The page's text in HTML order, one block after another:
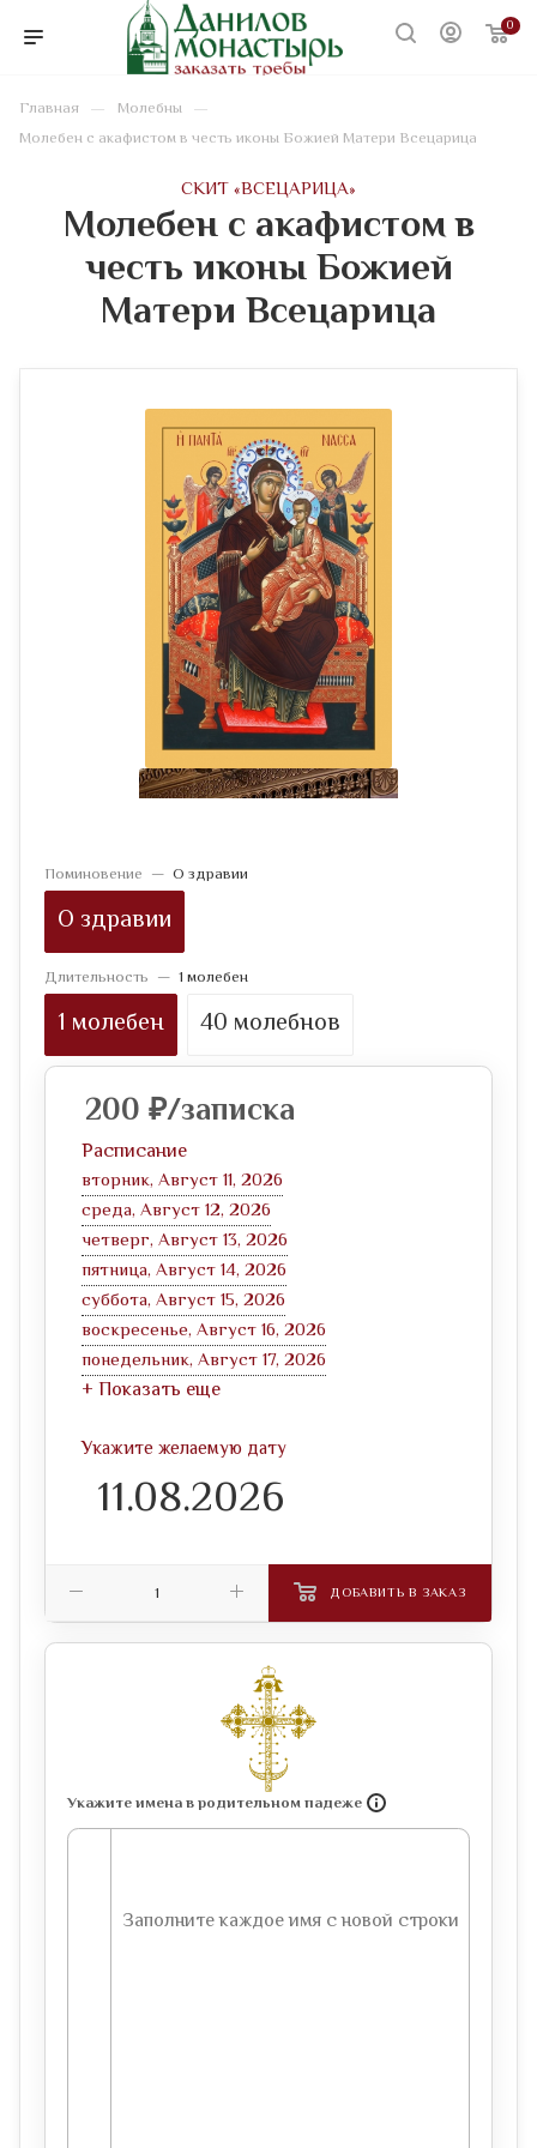
0
Главная — Молебны —
Молебен с акафистом в честь иконы Божией Матери Всецарица
CКИТ «ВСЕЦАРИЦА»
Молебен с акафистом в
честь иконы Божией
Матери Всецарица
Укажите имена в родительном падеже
Поминовение — О здравии
О здравии
Длительность — 1 молебен
1 молебен 40 молебнов
200 ₽/записка
Расписание
вторник, Август 11, 2026
среда, Август 12, 2026
четверг, Август 13, 2026
пятница, Август 14, 2026
суббота, Август 15, 2026
воскресенье, Август 16, 2026
понедельник, Август 17, 2026
+ Показать еще
Укажите желаемую дату
ДОБАВИТЬ В ЗАКАЗ